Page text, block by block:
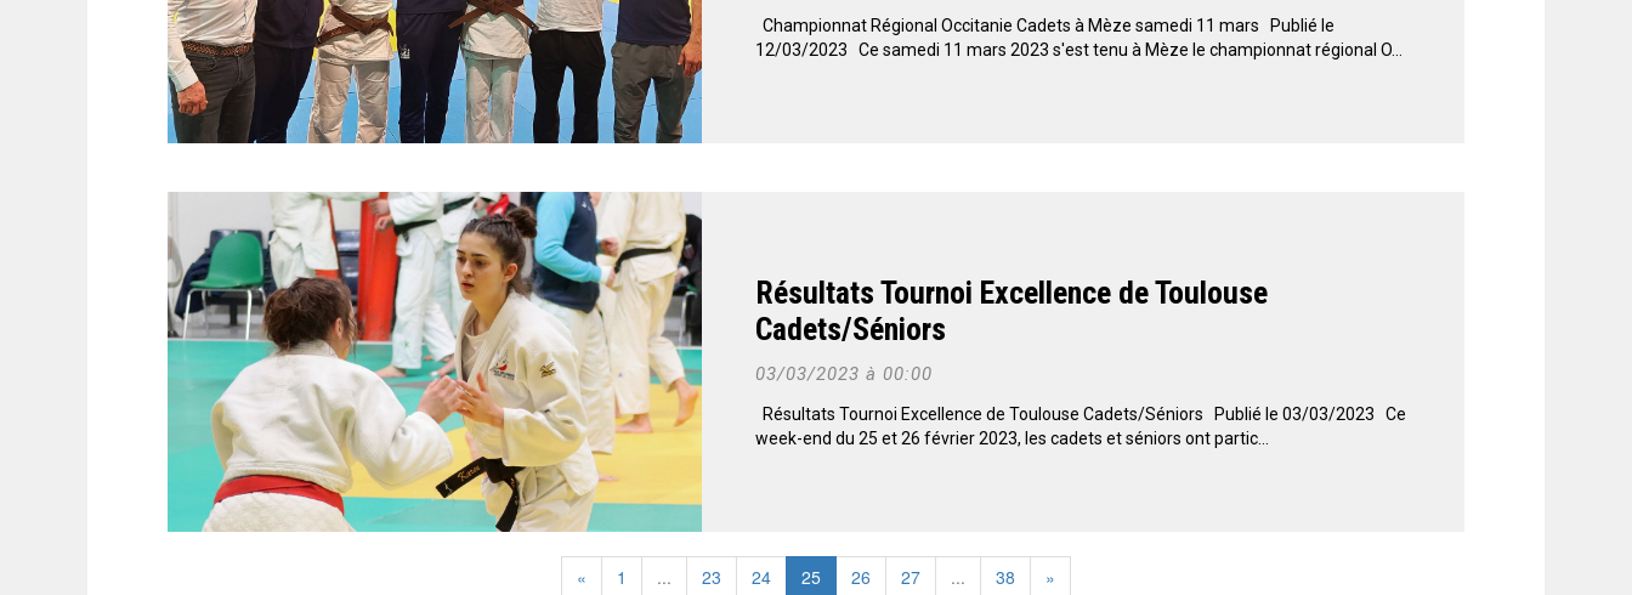
Championnat Régional Occitanie Cadets à Mèze samedi 11 mars Publié le
12/03/2023 Ce samedi 11 mars 2023 s'est tenu à Mèze le championnat régional O...
Résultats Tournoi Excellence de Toulouse
Cadets/Séniors
03/03/2023 à 00:00
Résultats Tournoi Excellence de Toulouse Cadets/Séniors Publié le 03/03/2023 Ce
week-end du 25 et 26 février 2023, les cadets et séniors ont partic...
« 1 ... 23 24 25 26 27 ... 38 »